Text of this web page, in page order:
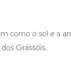
como o sol e a
Girassóis.